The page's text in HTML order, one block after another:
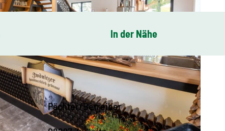
In der Nähe
Pächter/Betreiber